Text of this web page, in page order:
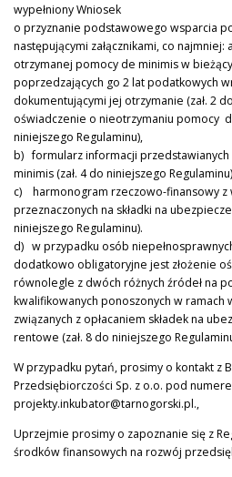
wypełniony Wniosek
o przyznanie podstawowego wsparcia
następującymi załącznikami, co
otrzymanej pomocy de minimis w
poprzedzających go 2 lat podatkowych
dokumentującymi jej otrzymanie (zał. 2
oświadczenie o nieotrzymaniu pomocy
niniejszego Regulaminu),
b) formularz informacji
minimis (zał. 4 do niniejszego
c) harmonogram rzeczowo-finansowy z
przeznaczonych na składki na
niniejszego Regulaminu).
d) w przypadku osób
dodatkowo obligatoryjne jest złożenie
równolegle z dwóch różnych źródeł na
kwalifikowanych ponoszonych w
związanych z opłacaniem składek na
rentowe (zał. 8 do niniejszego
W przypadku pytań, prosimy o kontakt z
Przedsiębiorczości Sp. z o.o. pod
projekty.inkubator@tarnogorski.pl.,
Uprzejmie prosimy o zapoznanie się z
środków finansowych na rozwój